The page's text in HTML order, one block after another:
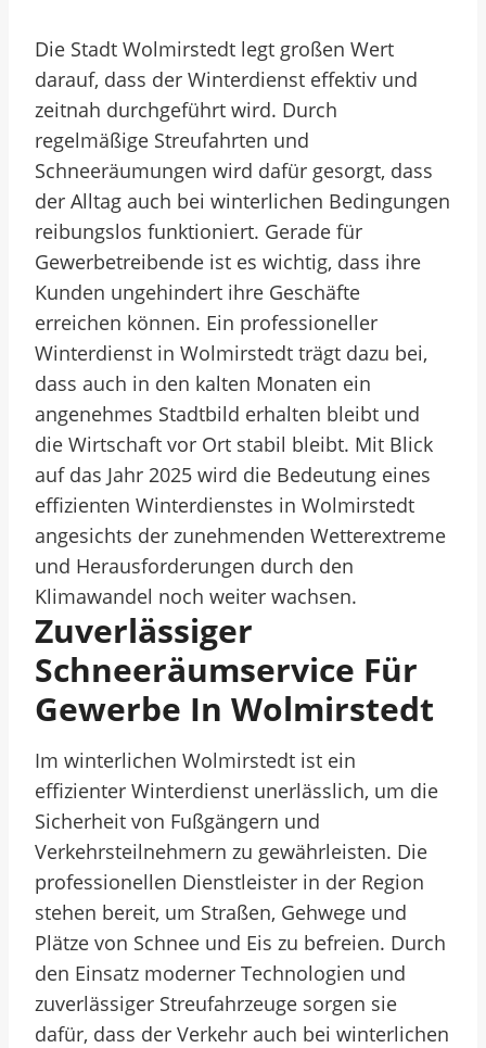
Die Stadt Wolmirstedt legt großen Wert
darauf, dass der Winterdienst effektiv und
zeitnah durchgeführt wird. Durch
regelmäßige Streufahrten und
Schneeräumungen wird dafür gesorgt, dass
der Alltag auch bei winterlichen Bedingungen
reibungslos funktioniert. Gerade für
Gewerbetreibende ist es wichtig, dass ihre
Kunden ungehindert ihre Geschäfte
erreichen können. Ein professioneller
Winterdienst in Wolmirstedt trägt dazu bei,
dass auch in den kalten Monaten ein
angenehmes Stadtbild erhalten bleibt und
die Wirtschaft vor Ort stabil bleibt. Mit Blick
auf das Jahr 2025 wird die Bedeutung eines
effizienten Winterdienstes in Wolmirstedt
angesichts der zunehmenden Wetterextreme
und Herausforderungen durch den
Klimawandel noch weiter wachsen.
Zuverlässiger
Schneeräumservice Für
Gewerbe In Wolmirstedt
Im winterlichen Wolmirstedt ist ein
effizienter Winterdienst unerlässlich, um die
Sicherheit von Fußgängern und
Verkehrsteilnehmern zu gewährleisten. Die
professionellen Dienstleister in der Region
stehen bereit, um Straßen, Gehwege und
Plätze von Schnee und Eis zu befreien. Durch
den Einsatz moderner Technologien und
zuverlässiger Streufahrzeuge sorgen sie
dafür, dass der Verkehr auch bei winterlichen